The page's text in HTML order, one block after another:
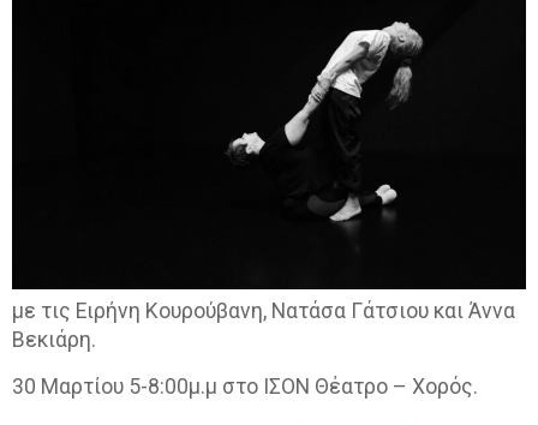
με τις Ειρήνη Κουρούβανη, Νατάσα Γάτσιου και Άννα
Βεκιάρη.
30 Μαρτίου 5-8:00μ.μ στο ΙΣΟΝ Θέατρο – Χορός.